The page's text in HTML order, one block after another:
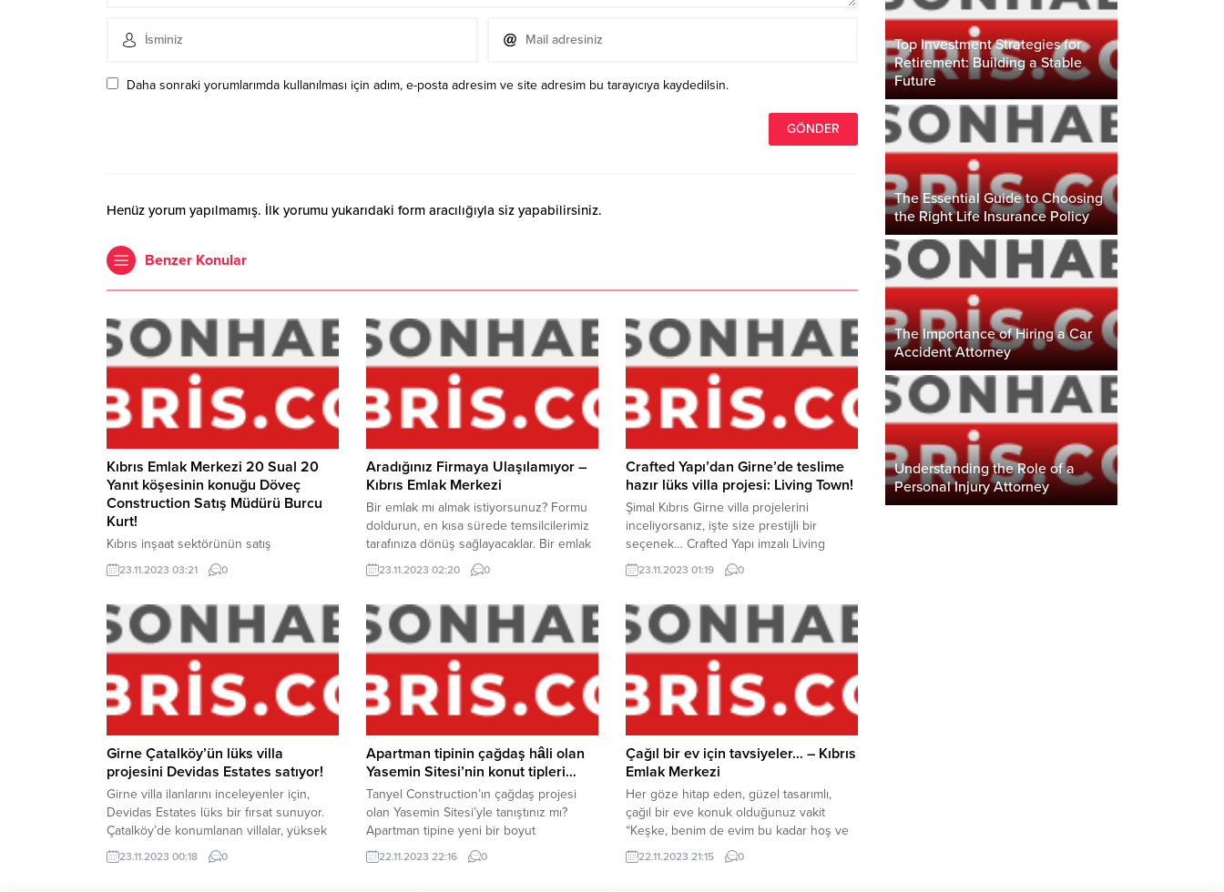
Daha sonraki yorumlarımda kullanılması için adım, e-posta adresim ve site adresim bu tarayıcıya kaydedilsin.
Henüz yorum yapılmamış. İlk yorumu yukarıdaki form aracılığıyla siz yapabilirsiniz.
Benzer Konular
Kıbrıs Emlak Merkezi 20 Sual 20
Yanıt köşesinin konuğu Döveç
Construction Satış Müdürü Burcu
Kurt!
Kıbrıs inşaat sektörünün satış
yöneticilerinden Burcu Kurt, Kıbrıs Emlak
Merkezi’nin konuğu oldu. Döveç
ulaştıran Burcu Kurt ile 20 Sual 20 Yanıt
köşesinde buluştuk… BİLGİLENDİRME
Döveç Construction firmasının, Kıbrıs
Emlak Merkezi ile olan ortaklık sürecinde
iş etiği kurallarını çiğneyen yaklaşımı,
firmalar arası itimat sarsan “arkadan
23.11.2023 03:21 0
Aradığınız Firmaya Ulaşılamıyor –
Kıbrıs Emlak Merkezi
Bir emlak mı almak istiyorsunuz? Formu
doldurun, en kısa sürede temsilcilerimiz
tarafınıza dönüş sağlayacaklar. Bir emlak
mı satmak istiyorsunuz? Formu doldurun,
en kısa sürede temsilcilerimiz tarafınıza
23.11.2023 02:20 0
Crafted Yapı’dan Girne’de teslime
hazır lüks villa projesi: Living Town!
Şimal Kıbrıs Girne villa projelerini
inceliyorsanız, işte size prestijli bir
seçenek… Crafted Yapı imzalı Living
Town’da yaşam başladı. Lüks villalar yeni
sahiplerini bekliyor… Kıbrıs ekonomisinin
iddialı… Crafted Yapı markasıyla sektörün
kalite çıtasını yükselten grup, Goodlife
Apartmanları’ndan sonrasında Living
Town projesiyle de büyük ilgi görmüş...
23.11.2023 01:19 0
Girne Çatalköy’ün lüks villa
projesini Devidas Estates satıyor!
Girne villa ilanlarını inceleyenler için,
Devidas Estates lüks bir fırsat sunuyor.
Çatalköy’de konumlanan villalar, yüksek
standardıyla dikkat çekiyor. Girne villa
projelerini inceleyenler için en yenisi
23.11.2023 00:18 0
Apartman tipinin çağdaş hâli olan
Yasemin Sitesi’nin konut tipleri…
Tanyel Construction’ın çağdaş projesi
olan Yasemin Sitesi’yle tanıştınız mı?
Apartman tipine yeni bir boyut
kazandıran bu projeyle ilgili detaylar,
Kıbrıs Emlak Merkezi’nde… Şimal Kıbrıs’ın
22.11.2023 22:16 0
Çağıl bir ev için tavsiyeler… – Kıbrıs
Emlak Merkezi
Her göze hitap eden, güzel tasarımlı,
çağıl bir eve konuk olduğunuz vakit
“Keşke, benim de evim bu kadar hoş ve
biçim gözükse!” diyenlerden misiniz?
Öyleyse bu habere göz atmanızı tavsiye
22.11.2023 21:15 0
Top Investment Strategies for
Retirement: Building a Stable
Future
The Essential Guide to Choosing
the Right Life Insurance Policy
The Importance of Hiring a Car
Accident Attorney
Understanding the Role of a
Personal Injury Attorney